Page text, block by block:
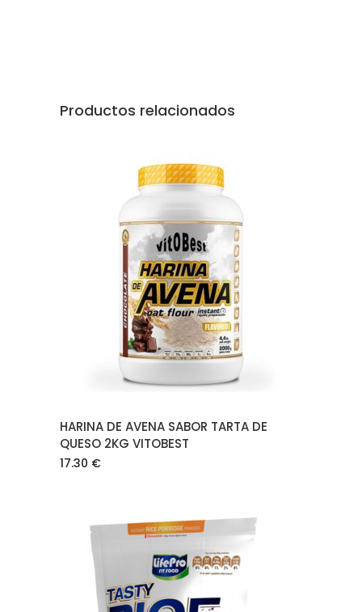
Productos relacionados
AÑADIR AL CARRITO
HARINA DE AVENA SABOR TARTA DE
QUESO 2KG VITOBEST
17.30 €